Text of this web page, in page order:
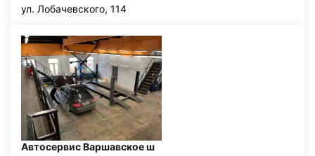
ул. Лобачевского, 114
Автосервис Варшавское ш